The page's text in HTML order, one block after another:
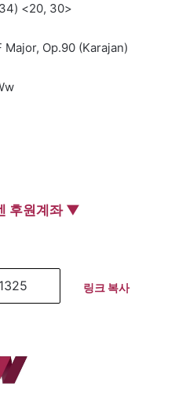
<20, 30>
Op.90 (Karajan)
후원계좌 ▼
링크 복사